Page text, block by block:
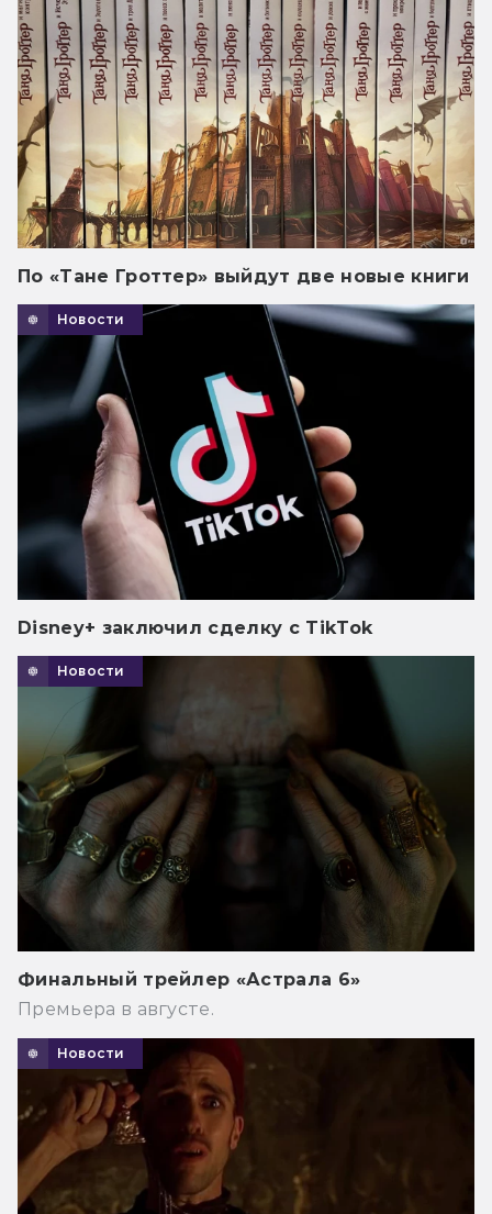
По «Тане Гроттер» выйдут две новые книги
Новости
Disney+ заключил сделку с TikTok
Новости
Финальный трейлер «Астрала 6»
Премьера в августе.
Новости